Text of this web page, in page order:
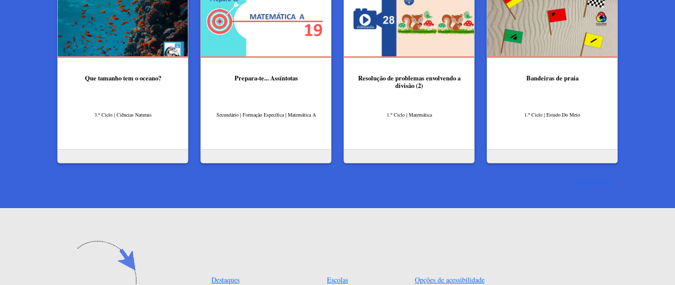
Que tamanho tem o oceano?​
3.º Ciclo | Ciências Naturais
Prepara-te... Assíntotas
Secundário | Formação Específica | Matemática A
Resolução de problemas envolvendo a
divisão (2)
1.º Ciclo | Matemática
Bandeiras de praia
1.º Ciclo | Estudo Do Meio
Ver mais
Destaques Escolas Opções de acessibilidade